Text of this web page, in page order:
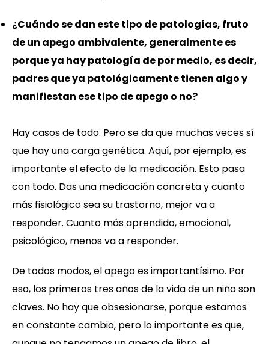
¿Cuándo se dan este tipo de patologías, fruto
de un apego ambivalente, generalmente es
porque ya hay patología de por medio, es decir,
padres que ya patológicamente tienen algo y
manifiestan ese tipo de apego o no?
Hay casos de todo. Pero se da que muchas veces sí
que hay una carga genética. Aquí, por ejemplo, es
importante el efecto de la medicación. Esto pasa
con todo. Das una medicación concreta y cuanto
más fisiológico sea su trastorno, mejor va a
responder. Cuanto más aprendido, emocional,
psicológico, menos va a responder.
De todos modos, el apego es importantísimo. Por
eso, los primeros tres años de la vida de un niño son
claves. No hay que obsesionarse, porque estamos
en constante cambio, pero lo importante es que,